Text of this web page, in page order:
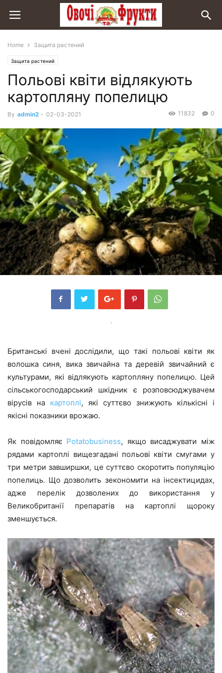
Home Защита растений
Защита растений
Польові квіти відлякують
картопляну попелицю
By admin2 - 02-03-2021 0
11832
Британські вчені дослідили, що такі польові квіти як
волошка синя, вика звичайна та деревій звичайний є
культурами, які відлякують картопляну попелицю. Цей
сільськогосподарський шкідник є розповсюджувачем
вірусів на картоплі, які суттєво знижують кількісні і
якісні показники врожаю.
Як повідомляє Potatobusiness, якщо висаджувати між
рядами картоплі вищезгадані польові квіти смугами у
три метри завширшки, це суттєво скоротить популяцію
попелиць. Що дозволить зекономити на інсектицидах,
адже перелік дозволених до використання у
Великобританії препаратів на картоплі щороку
зменшується.